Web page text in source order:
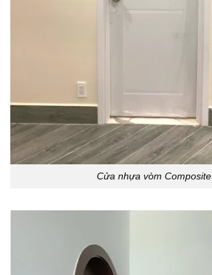
Cửa nhựa vòm Composite